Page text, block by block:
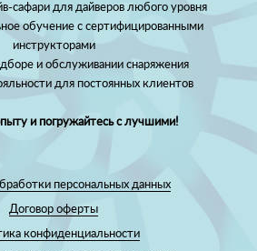
сафари для дайверов любого уровня
обучение с сертифицированными
инструкторами
и обслуживании снаряжения
для постоянных клиентов
и погружайтесь с лучшими!
персональных данных
Договор оферты
конфиденциальности